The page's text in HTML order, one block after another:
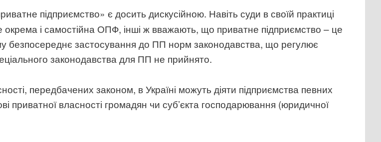
підприємство» є досить дискусійною. Навіть суди в своїй практиці
і самостійна ОПФ, інші ж вважають, що приватне підприємство – це
безпосереднє застосування до ПП норм законодавства, що регулює
законодавства для ПП не прийнято.
передбачених законом, в Україні можуть діяти підприємства певних
приватної власності громадян чи суб’єкта господарювання (юридичної